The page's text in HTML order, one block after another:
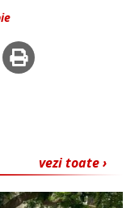
vezi toate ›